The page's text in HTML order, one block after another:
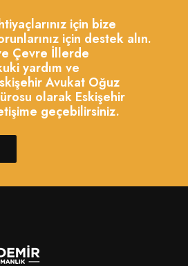
için bize
için destek alın.
Çevre İllerde
yardım ve
Avukat Oğuz
olarak Eskişehir
geçebilirsiniz.